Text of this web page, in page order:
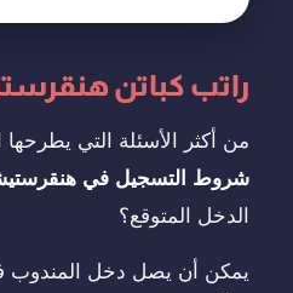
راتب كباتن
من أكثر الأسئلة التي يطرحها
شروط التسجيل في
الدخل المتوقع؟
يمكن أن يصل دخل المندوب